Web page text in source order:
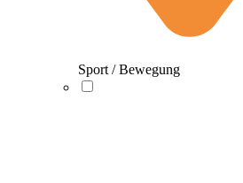
Sport / Bewegung